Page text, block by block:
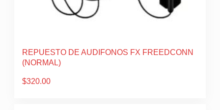
REPUESTO DE AUDIFONOS FX FREEDCONN
(NORMAL)
$320.00